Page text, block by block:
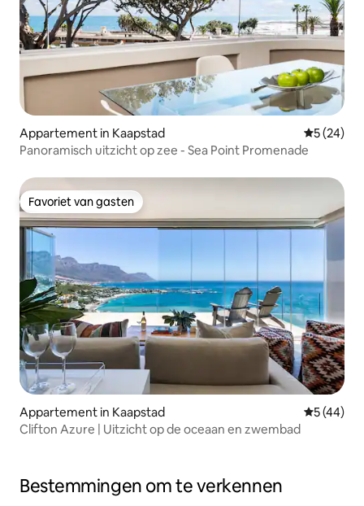
Appartement in Kaapstad
5 (24)
Panoramisch uitzicht op zee - Sea Point Promenade
Favoriet van gasten
Favoriet van gasten
Appartement in Kaapstad
5 (44)
Clifton Azure | Uitzicht op de oceaan en zwembad
Bestemmingen om te verkennen